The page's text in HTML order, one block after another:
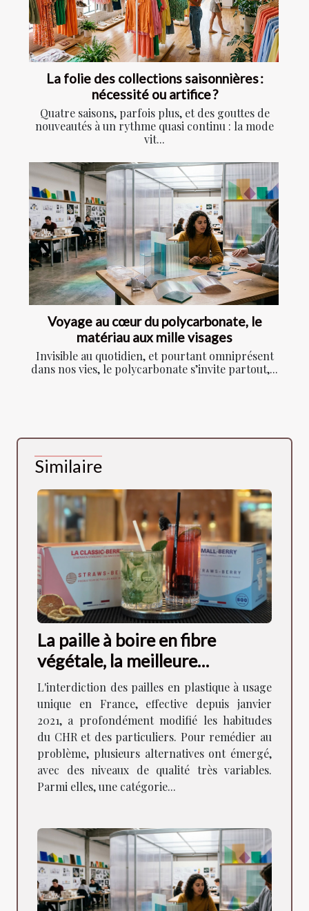
La folie des collections saisonnières :
nécessité ou artifice ?
Quatre saisons, parfois plus, et des gouttes de
nouveautés à un rythme quasi continu : la mode
vit...
Voyage au cœur du polycarbonate, le
matériau aux mille visages
Invisible au quotidien, et pourtant omniprésent
dans nos vies, le polycarbonate s’invite partout,...
Similaire
La paille à boire en fibre
végétale, la meilleure
alternative aux pailles en
plastique !
L'interdiction des pailles en plastique à usage
unique en France, effective depuis janvier
2021, a profondément modifié les habitudes
du CHR et des particuliers. Pour remédier au
problème, plusieurs alternatives ont émergé,
avec des niveaux de qualité très variables.
Parmi elles, une catégorie...